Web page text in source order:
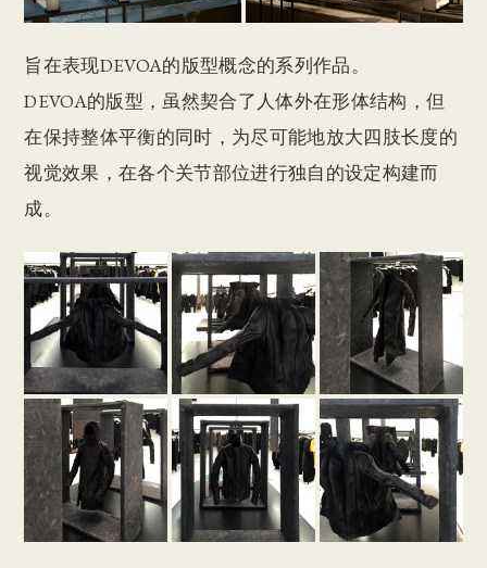
旨在表现DEVOA的版型概念的系列作品。
DEVOA的版型，虽然契合了人体外在形体结构，但
在保持整体平衡的同时，为尽可能地放大四肢长度的
视觉效果，在各个关节部位进行独自的设定构建而
成。